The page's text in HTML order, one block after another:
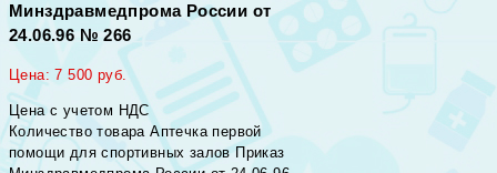
Минздравмедпрома России от
24.06.96 № 266
Цена:7 500 руб.
Цена с учетом НДС
Количество товара Аптечка первой
помощи для спортивных залов Приказ